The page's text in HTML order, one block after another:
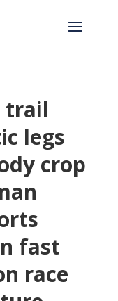
trail
legs
crop
fast
race